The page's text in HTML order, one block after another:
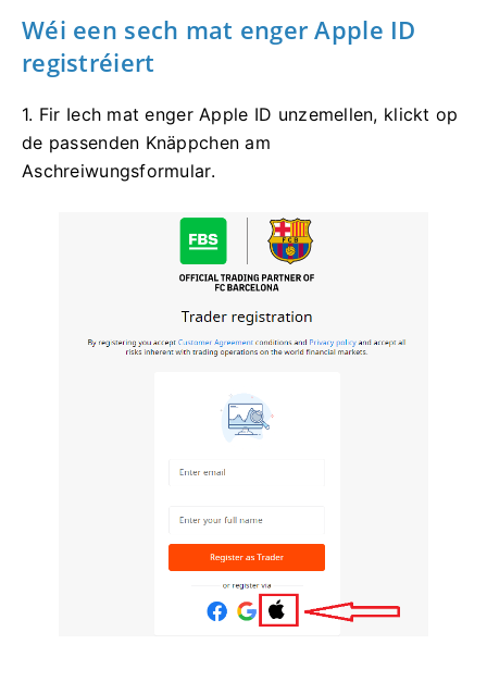
Wéi een sech mat enger Apple ID
registréiert
1. Fir Iech mat enger Apple ID unzemellen, klickt op
de passenden Knäppchen am
Aschreiwungsformular.